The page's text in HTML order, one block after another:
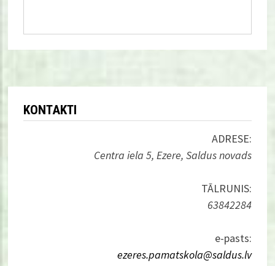
KONTAKTI
ADRESE:
Centra iela 5, Ezere, Saldus novads
TĀLRUNIS:
63842284
e-pasts:
ezeres.pamatskola@saldus.lv